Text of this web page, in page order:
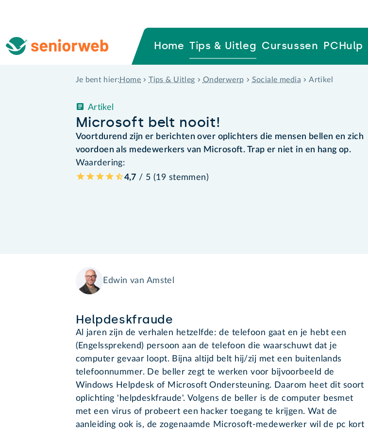
Home Tips & Uitleg Cursussen PCHulp
Je bent hier: Home Tips & Uitleg Onderwerp Sociale media Artikel
Microsoft belt nooit!
Artikel
Voortdurend zijn er berichten over oplichters die mensen bellen en zich
voordoen als medewerkers van Microsoft. Trap er niet in en hang op.
Waardering:
4,7 / 5 (19 stemmen)
Edwin van Amstel
Helpdeskfraude
Al jaren zijn de verhalen hetzelfde: de telefoon gaat en je hebt een
(Engelssprekend) persoon aan de telefoon die waarschuwt dat je
computer gevaar loopt. Bijna altijd belt hij/zij met een buitenlands
telefoonnummer. De beller zegt te werken voor bijvoorbeeld de
Windows Helpdesk of Microsoft Ondersteuning. Daarom heet dit soort
oplichting 'helpdeskfraude'. Volgens de beller is de computer besmet
met een virus of probeert een hacker toegang te krijgen. Wat de
aanleiding ook is, de zogenaamde Microsoft-medewerker wil de pc kort